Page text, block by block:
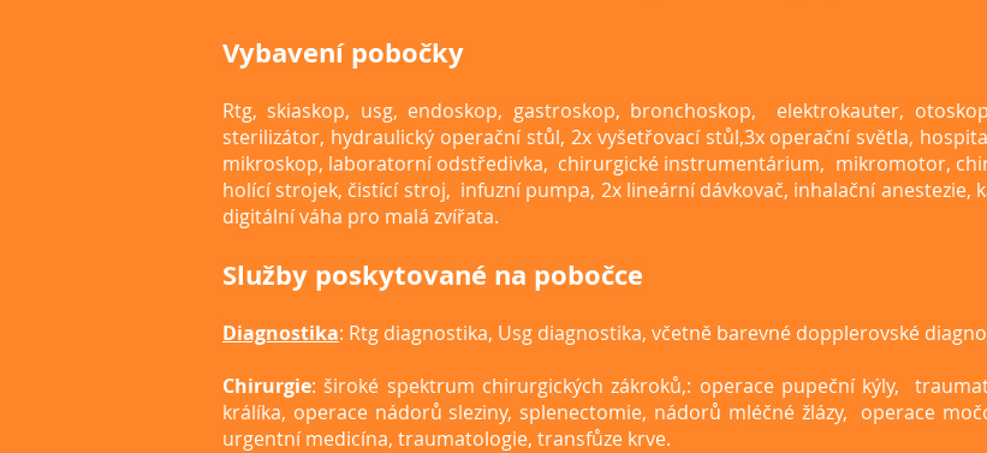
Vybavení pobočky
Rtg, skiaskop, usg, endoskop, gastroskop, bronchoskop, elektrokauter,
sterilizátor, hydraulický operační stůl, 2x vyšetřovací stůl,3x operační světla,
mikroskop, laboratorní odstředivka, chirurgické instrumentárium, mikromotor,
holící strojek, čistící stroj, infuzní pumpa, 2x lineární dávkovač, inhalační
digitální váha pro malá zvířata.
Služby poskytované na pobočce
Diagnostika: Rtg diagnostika, Usg diagnostika, včetně barevné dopplerovské
Chirurgie: široké spektrum chirurgických zákroků,: operace pupeční kýly,
králíka, operace nádorů sleziny, splenectomie, nádorů mléčné žlázy, operace
urgentní medicína, traumatologie, transfůze krve.